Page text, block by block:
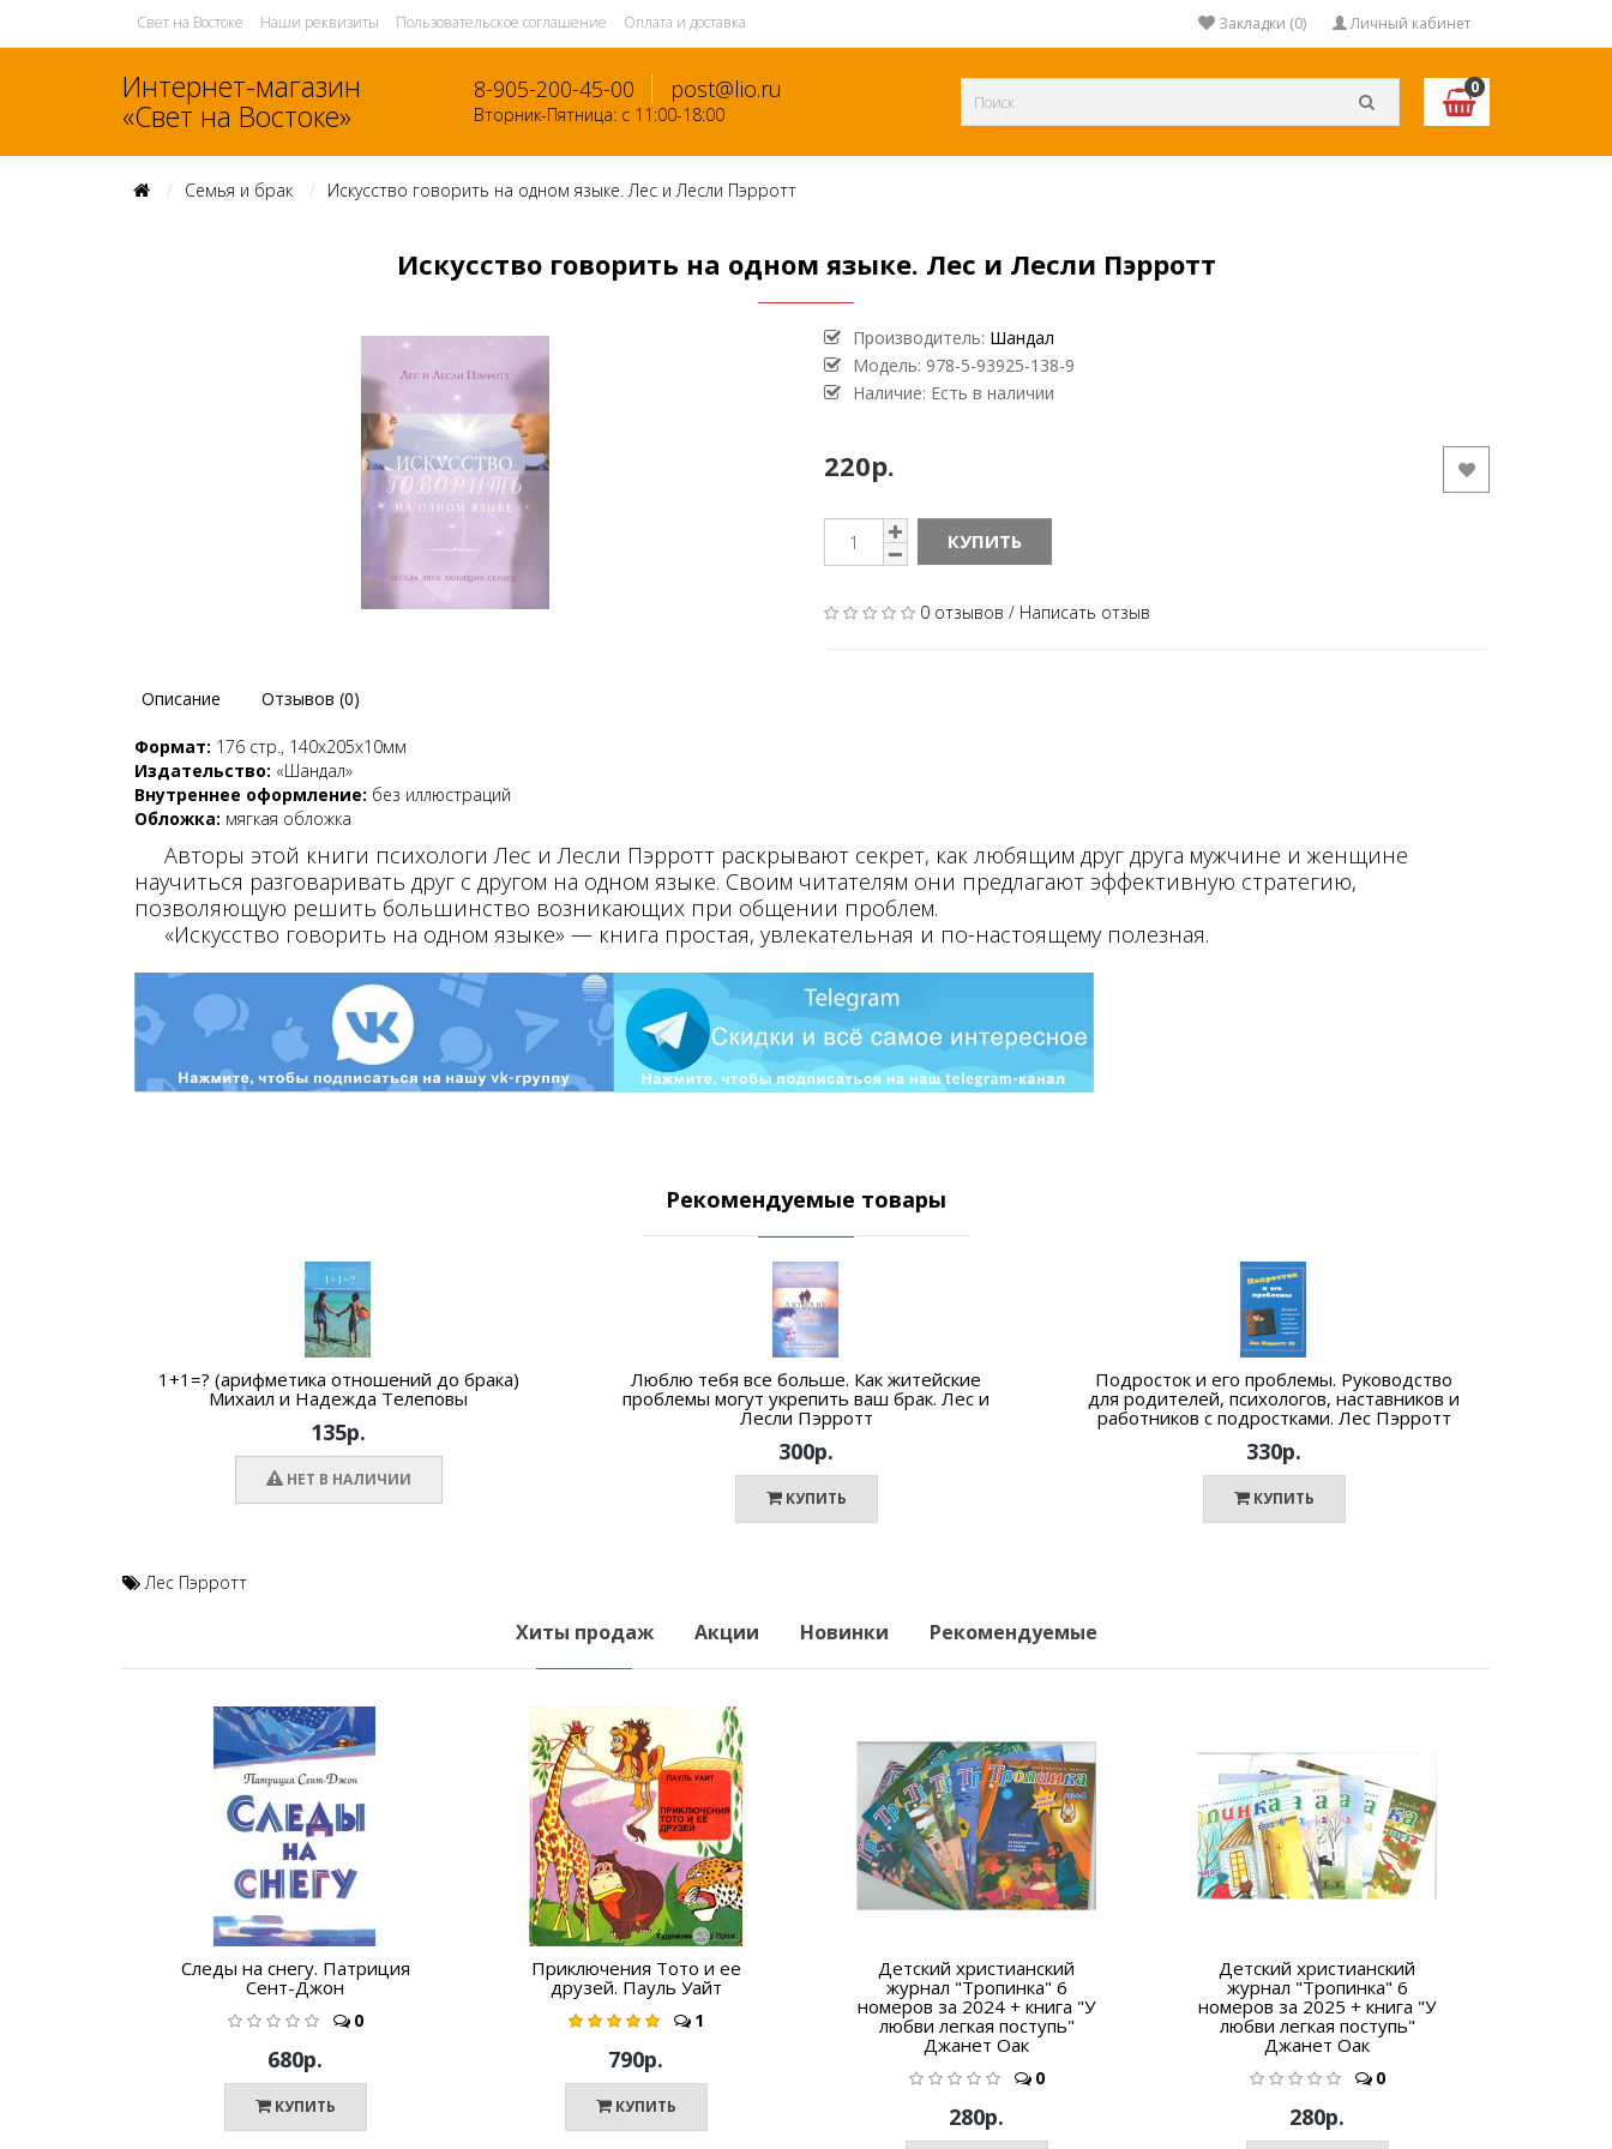
Свет на Востоке Наши реквизиты Пользовательское соглашение Оплата и доставка Личный кабинет
Закладки (0)
Интернет-магазин
«Свет на Востоке»
8-905-200-45-00 post@lio.ru
Вторник-Пятница: с 11:00-18:00
0
Семья и брак Искусство говорить на одном языке. Лес и Лесли Пэрротт
Искусство говорить на одном языке. Лес и Лесли Пэрротт
Производитель: Шандал
Модель: 978-5-93925-138-9
Наличие: Есть в наличии
220р.
КУПИТЬ
0 отзывов / Написать отзыв
Описание Отзывов (0)
Формат: 176 стр., 140x205х10мм
Издательство: «Шандал»
Внутреннее оформление: без иллюстраций
Обложка: мягкая обложка
Авторы этой книги психологи Лес и Лесли Пэрротт раскрывают секрет, как любящим друг друга мужчине и женщине
научиться разговаривать друг с другом на одном языке. Своим читателям они предлагают эффективную стратегию,
позволяющую решить большинство возникающих при общении проблем.
«Искусство говорить на одном языке» — книга простая, увлекательная и по-настоящему полезная.
Рекомендуемые товары
1+1=? (арифметика отношений до брака)
Михаил и Надежда Телеповы
135р.
НЕТ В НАЛИЧИИ
Люблю тебя все больше. Как житейские
проблемы могут укрепить ваш брак. Лес и
Лесли Пэрротт
300р.
КУПИТЬ
Подросток и его проблемы. Руководство
для родителей, психологов, наставников и
работников с подростками. Лес Пэрротт
330р.
КУПИТЬ
Лес Пэрротт
Хиты продаж Акции Новинки Рекомендуемые
Следы на снегу. Патриция
Сент-Джон
0
680р.
КУПИТЬ
Приключения Тото и ее
друзей. Пауль Уайт
1
790р.
КУПИТЬ
Детский христианский
журнал "Тропинка" 6
номеров за 2024 + книга "У
любви легкая поступь"
Джанет Оак
0
280р.
Детский христианский
журнал "Тропинка" 6
номеров за 2025 + книга "У
любви легкая поступь"
Джанет Оак
0
280р.